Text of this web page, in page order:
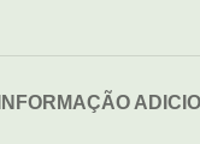
INFORMAÇÃO